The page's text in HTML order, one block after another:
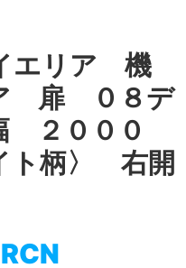
エリア 機
扉 ０８デ
２０００
ト柄〉 右開